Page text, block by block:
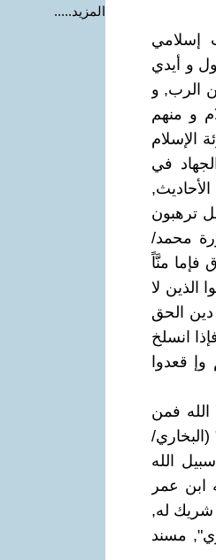
إسلامي
و أيدي
الرب, و
و منهم
الإسلام
في
الأحاديث,
ترهبون
محمد/
فإما منَّاً
", و سورة التوبة / الآية 29: "قاتلوا الذين لا
دين الحق
انسلخ
قعدوا
الله فمن
الله
ابن عمر
شريك له,
مسند
المزيد.....